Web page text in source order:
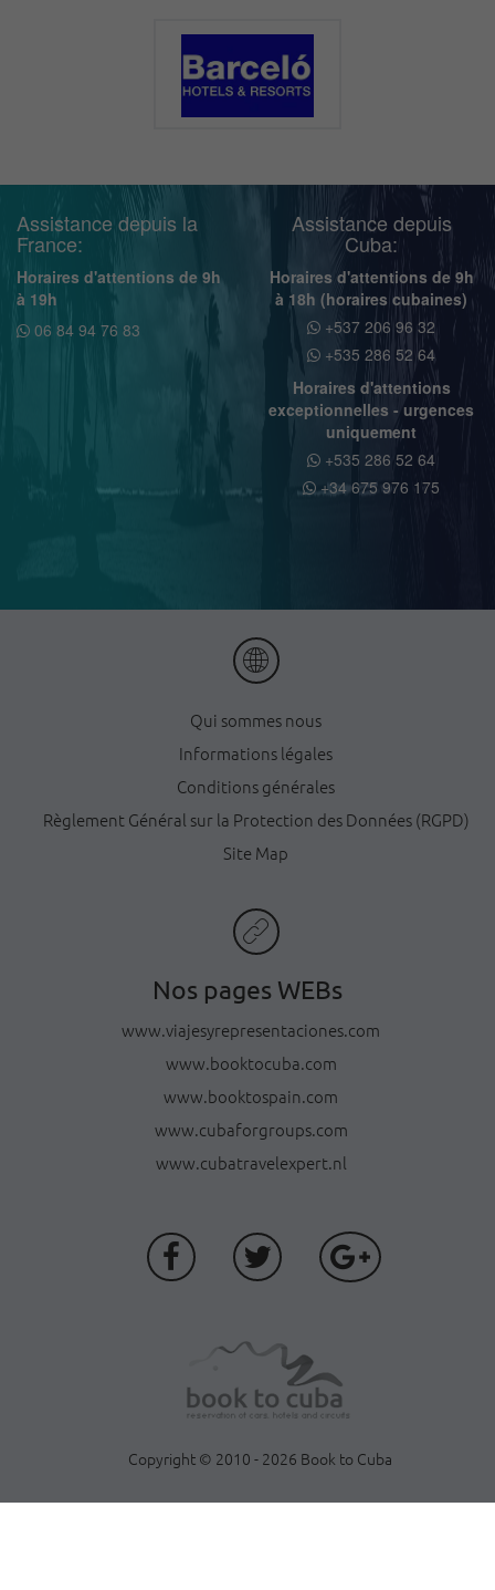
Assistance depuis la
France:
Horaires d'attentions de 9h
à 19h
06 84 94 76 83
Assistance depuis
Cuba:
Horaires d'attentions de 9h
à 18h (horaires cubaines)
+537 206 96 32
+535 286 52 64
Horaires d'attentions
exceptionnelles - urgences
uniquement
+535 286 52 64
+34 675 976 175
Qui sommes nous
Informations légales
Conditions générales
Règlement Général sur la Protection des Données (RGPD)
Site Map
Nos pages WEBs
www.viajesyrepresentaciones.com
www.booktocuba.com
www.booktospain.com
www.cubaforgroups.com
www.cubatravelexpert.nl
Copyright © 2010 - 2026 Book to Cuba